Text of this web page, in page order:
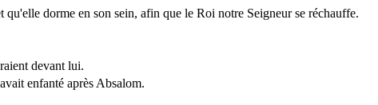
dorme en son sein, afin que le Roi notre Seigneur se réchauffe.
devant lui.
enfanté après Absalom.